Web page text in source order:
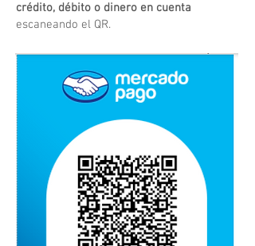
crédito, débito o dinero en cuenta
escaneando el QR.